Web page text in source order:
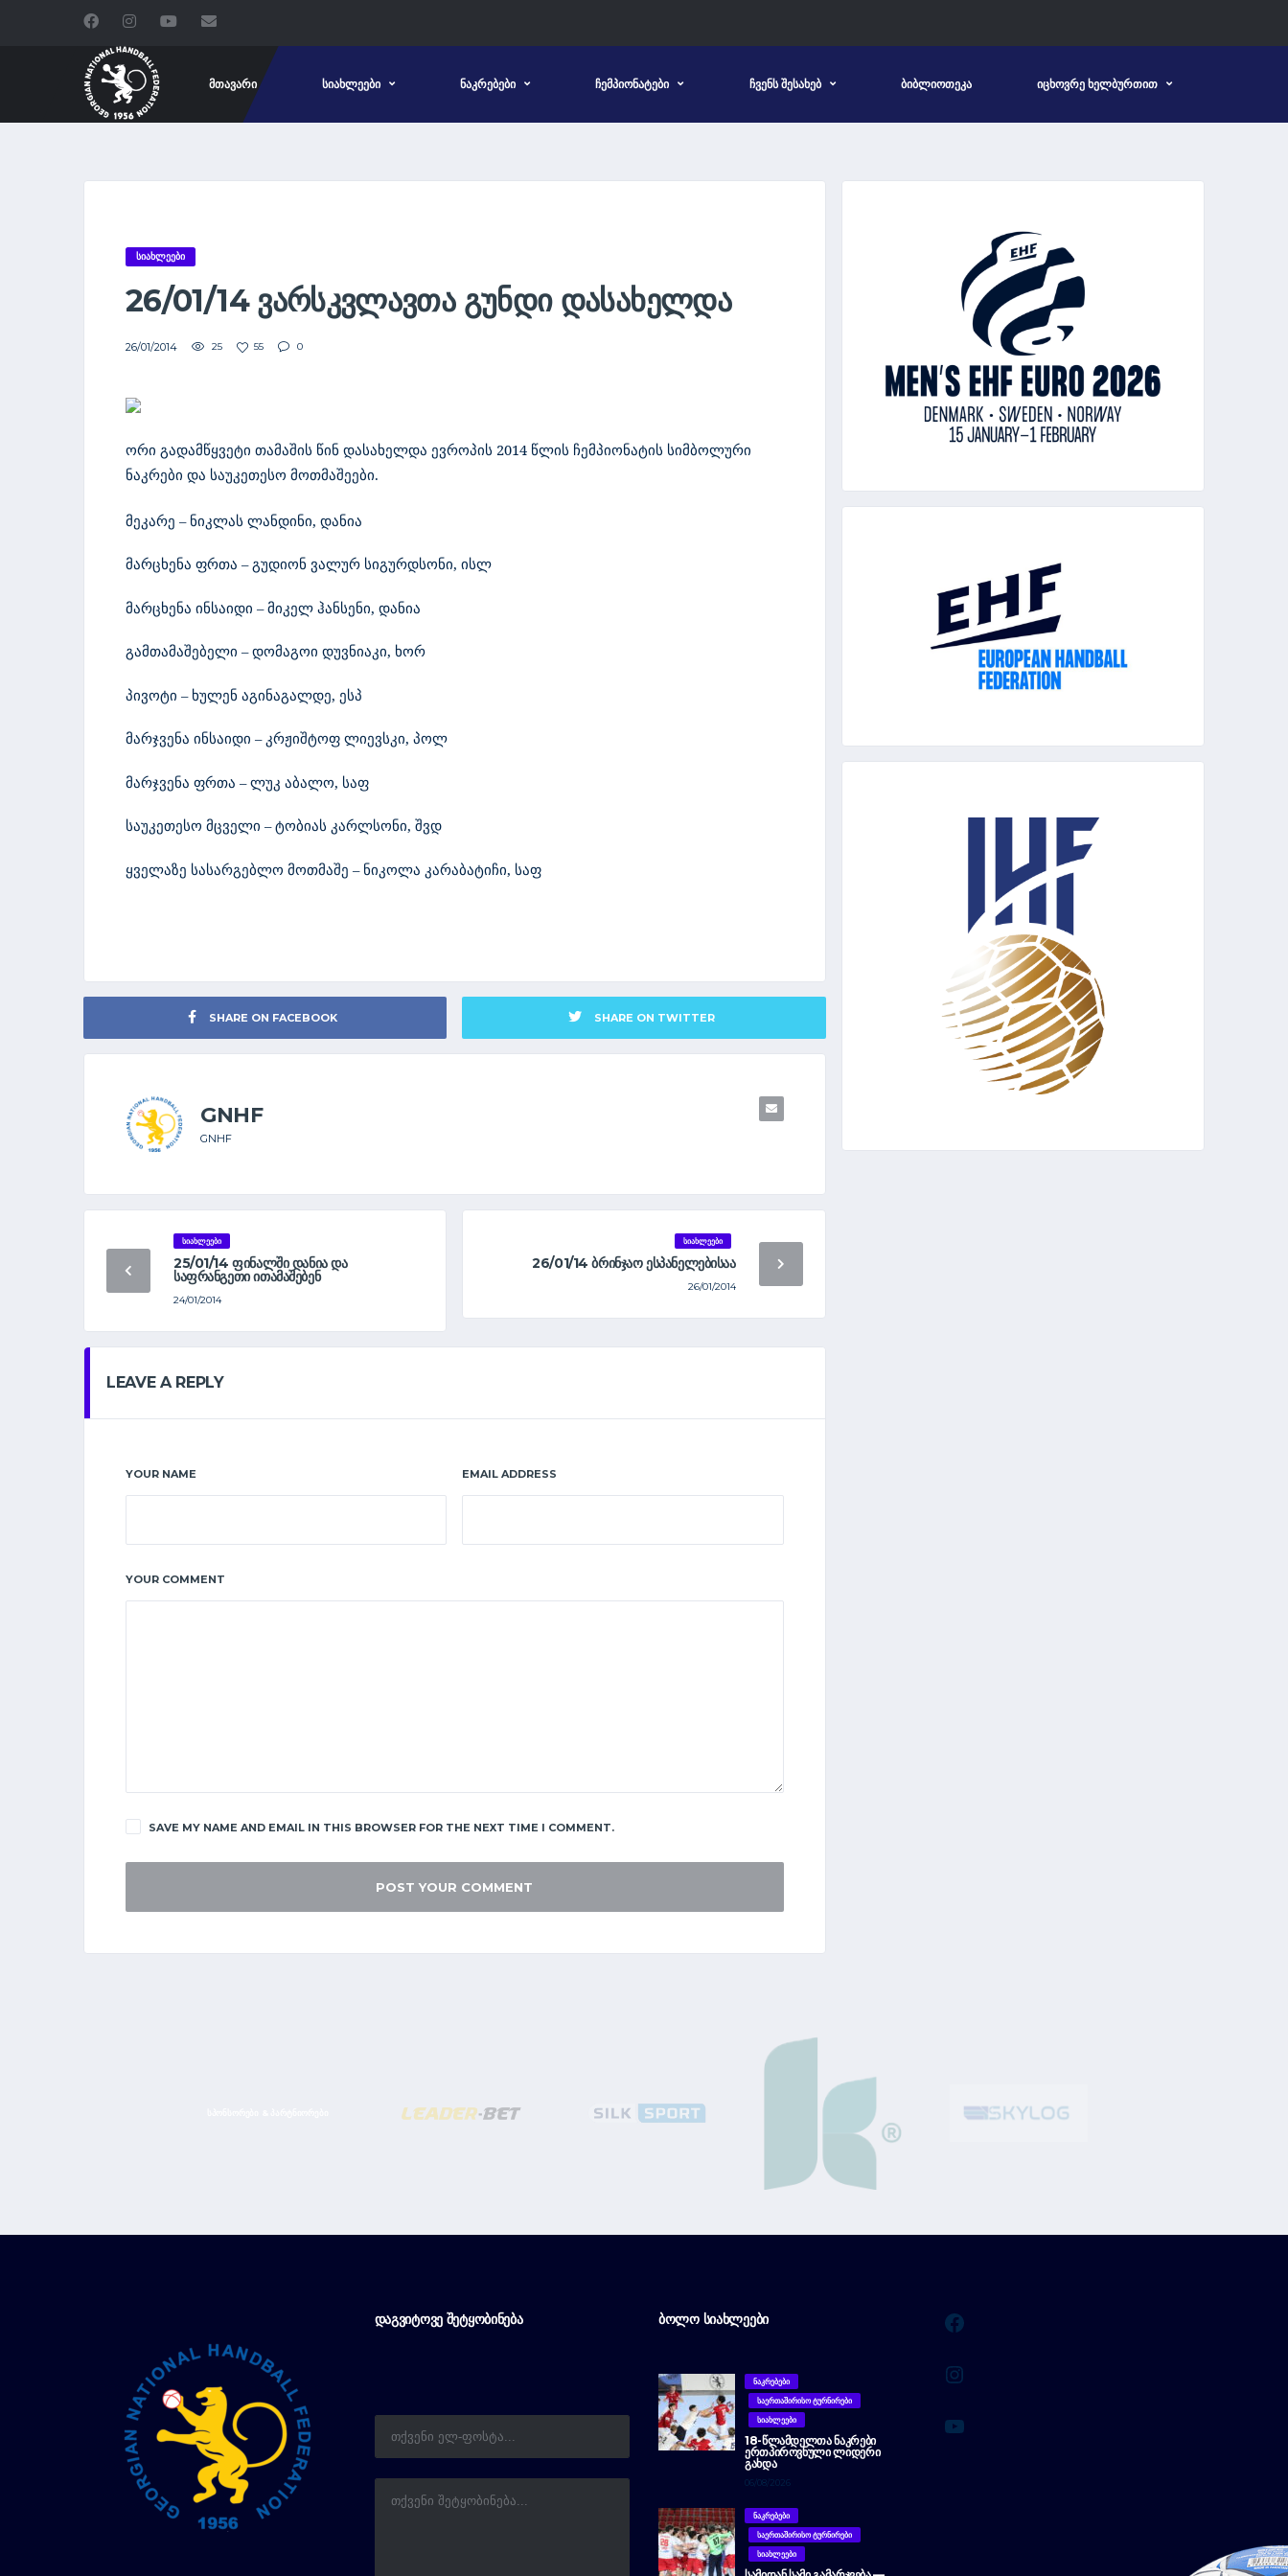
ᲛᲗᲐᲕᲐᲠᲘ ᲡᲘᲐᲮᲚᲔᲔᲑᲘ ᲜᲐᲙᲠᲔᲑᲔᲑᲘ ᲩᲔᲛᲞᲘᲝᲜᲐᲢᲔᲑᲘ ᲩᲕᲔᲜᲡ ᲨᲔᲡᲐᲮᲔᲑ ᲑᲘᲑᲚᲘᲝᲗᲔᲙᲐ ᲘᲪᲮᲝᲕᲠᲔ ᲮᲔᲚᲑᲣᲠᲗᲘᲗ
ᲡᲘᲐᲮᲚᲔᲔᲑᲘ
26/01/14 ᲕᲐᲠᲡᲙᲕᲚᲐᲕᲗᲐ ᲒᲣᲜᲓᲘ ᲓᲐᲡᲐᲮᲔᲚᲓᲐ
26/01/2014 25 55 0
ორი გადამწყვეტი თამაშის წინ დასახელდა ევროპის 2014 წლის ჩემპიონატის სიმბოლური
ნაკრები და საუკეთესო მოთმაშეები.
მეკარე – ნიკლას ლანდინი, დანია
მარცხენა ფრთა – გუდიონ ვალურ სიგურდსონი, ისლ
მარცხენა ინსაიდი – მიკელ ჰანსენი, დანია
გამთამაშებელი – დომაგოი დუვნიაკი, ხორ
პივოტი – ხულენ აგინაგალდე, ესპ
მარჯვენა ინსაიდი – კრჟიშტოფ ლიევსკი, პოლ
მარჯვენა ფრთა – ლუკ აბალო, საფ
საუკეთესო მცველი – ტობიას კარლსონი, შვდ
ყველაზე სასარგებლო მოთმაშე – ნიკოლა კარაბატიჩი, საფ
SHARE ON FACEBOOK SHARE ON TWITTER
GNHF
GNHF
ᲡᲘᲐᲮᲚᲔᲔᲑᲘ
25/01/14 ᲤᲘᲜᲐᲚᲨᲘ ᲓᲐᲜᲘᲐ ᲓᲐ
ᲡᲐᲤᲠᲐᲜᲒᲔᲗᲘ ᲘᲗᲐᲛᲐᲨᲔᲑᲔᲜ
24/01/2014
ᲡᲘᲐᲮᲚᲔᲔᲑᲘ
26/01/14 ᲑᲠᲘᲜᲯᲐᲝ ᲔᲡᲞᲐᲜᲔᲚᲔᲑᲘᲡᲐᲐ
26/01/2014
LEAVE A REPLY
YOUR NAME EMAIL ADDRESS
YOUR COMMENT
SAVE MY NAME AND EMAIL IN THIS BROWSER FOR THE NEXT TIME I COMMENT.
ᲓᲐᲒᲕᲘᲢᲝᲕᲔ ᲨᲔᲢᲧᲝᲑᲘᲜᲔᲑᲐ ᲑᲝᲚᲝ ᲡᲘᲐᲮᲚᲔᲔᲑᲘ
ᲜᲐᲙᲠᲔᲑᲔᲑᲘ
ᲡᲐᲔᲠᲗᲐᲨᲘᲠᲘᲡᲝ ᲢᲣᲠᲜᲘᲠᲔᲑᲘ
ᲡᲘᲐᲮᲚᲔᲔᲑᲘ
18-ᲬᲚᲐᲛᲓᲔᲚᲗᲐ ᲜᲐᲙᲠᲔᲑᲘ
ᲔᲠᲗᲞᲘᲠᲝᲕᲜᲣᲚᲘ ᲚᲘᲓᲔᲠᲘ
ᲒᲐᲮᲓᲐ
06/08/2026
ᲜᲐᲙᲠᲔᲑᲔᲑᲘ
ᲡᲐᲔᲠᲗᲐᲨᲘᲠᲘᲡᲝ ᲢᲣᲠᲜᲘᲠᲔᲑᲘ
ᲡᲘᲐᲮᲚᲔᲔᲑᲘ
Facebook
Instagram
YouTube